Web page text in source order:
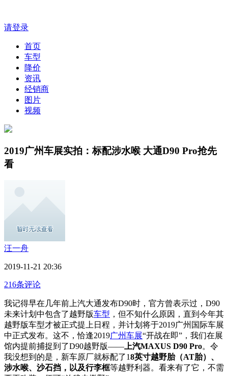
请登录
首页
车型
降价
资讯
经销商
图片
视频
2019广州车展实拍：标配涉水喉 大通D90 Pro抢先
看
汪一舟
2019-11-21 20:36
216条评论
我记得早在几年前上汽大通发布D90时，官方曾表示过，D90
未来计划中包含了越野版车型 ，但不知什么原因，直到今年其
越野版车型才被正式提上日程，并计划将于2019广州国际车展
中正式发布。这不，恰逢2019广州车展“开战在即”，我们在展
馆内提前捕捉到了D90越野版——上汽MAXUS D90 Pro。令
我没想到的是，新车原厂就标配了18英寸越野胎（AT胎）、
涉水喉、沙石挡，以及行李框等越野利器。看来有了它，不需